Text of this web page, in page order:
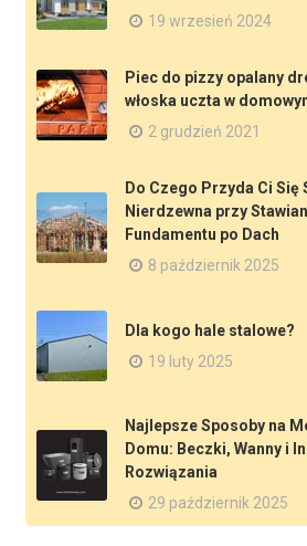
19 wrzesień 2024
Piec do pizzy opalany
włoska uczta w
2 grudzień 2021
Do Czego Przyda Ci Się
Nierdzewna przy
Fundamentu po Dach
8 październik 2025
Dla kogo hale stalowe?
19 luty 2025
Najlepsze Sposoby na
Domu: Beczki, Wanny i
Rozwiązania
29 październik 2025